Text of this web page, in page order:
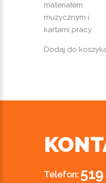
materiałem
muzycznym i
kartami pracy.
Dodaj do
Telefon: